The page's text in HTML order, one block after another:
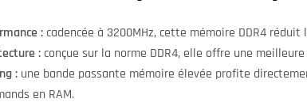
: cadencée à 3200MHz, cette mémoire DDR4
: conçue sur la norme DDR4, elle offre une
: une bande passante mémoire élevée profite
en RAM.